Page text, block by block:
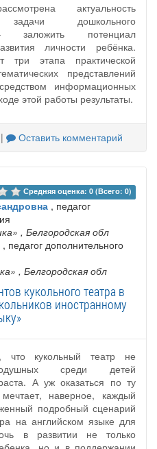
актуальность
задачи дошкольного
заложить потенциал
личности ребёнка.
три этапа практической
представлений
информационных
этой работы результаты.
| Оставить комментарий
Средняя оценка: 0 (Всего: 0)
, педагог
, Белгородская обл
, педагог дополнительного
, Белгородская обл
кукольного театра в
иностранному
что кукольный театр не
среди детей
А уж оказаться по ту
наверное, каждый
подробный сценарий
на английском языке для
в развитии не только